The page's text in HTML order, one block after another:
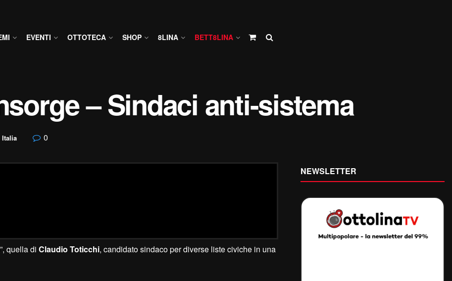
EVENTI OTTOTECA SHOP 8LINA BETT8LINA
– Sindaci anti-sistema
Italia 0
quella di Claudio Toticchi, candidato sindaco per diverse liste civiche in una
NEWSLETTER